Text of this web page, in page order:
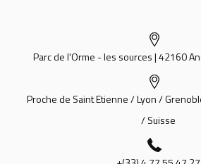
Parc de l'Orme - les sources | 42160
Proche de Saint Etienne / Lyon /
/ Suisse